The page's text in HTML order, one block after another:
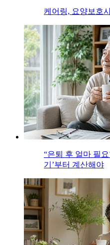
케어링, 요양보호
“은퇴 후 얼마 필
기’부터 계산해야